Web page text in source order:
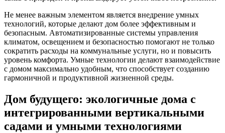
Не менее важным элементом является внедрение умных
технологий, которые делают дом более эффективным и
безопасным. Автоматизированные системы управления
климатом, освещением и безопасностью помогают не только
сократить расходы на коммунальные услуги, но и повысить
уровень комфорта. Умные технологии делают взаимодействие
с домом максимально удобным, что способствует созданию
гармоничной и продуктивной жизненной среды.
Дом будущего: экологичные дома с
интегрированными вертикальными
садами и умными технологиями